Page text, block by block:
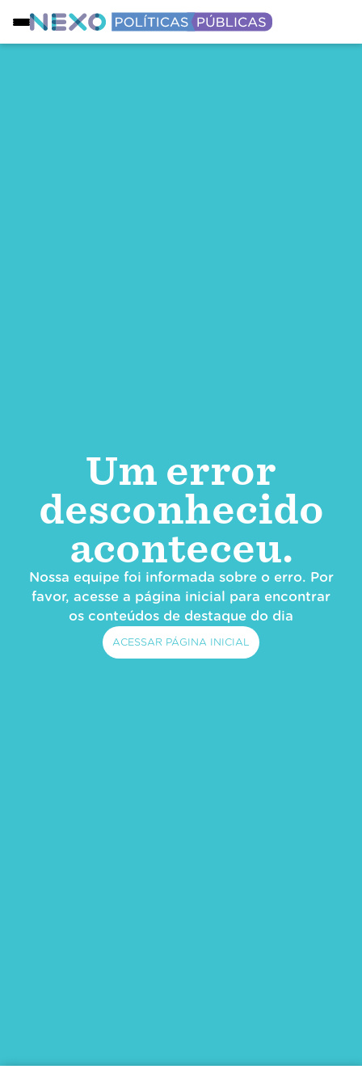
Um error
desconhecido
aconteceu.
Nossa equipe foi informada sobre o erro. Por
favor, acesse a página inicial para encontrar
os conteúdos de destaque do dia
ACESSAR PÁGINA INICIAL